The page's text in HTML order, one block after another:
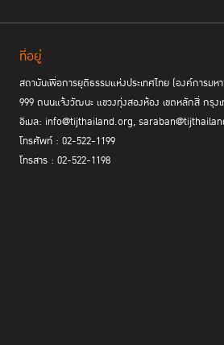
ที่อยู่
สถาบันเพื่อการยุติธรรมแห่งประเทศไทย (องค์การมห
999 ถนนแจ้งวัฒนะ แขวงทุ่งสองห้อง เขตหลักสี่ กรุง
อีเมล: info@tijthailand.org,
โทรศัพท์ : 02-522-1199
โทรสาร : 02-522-1198